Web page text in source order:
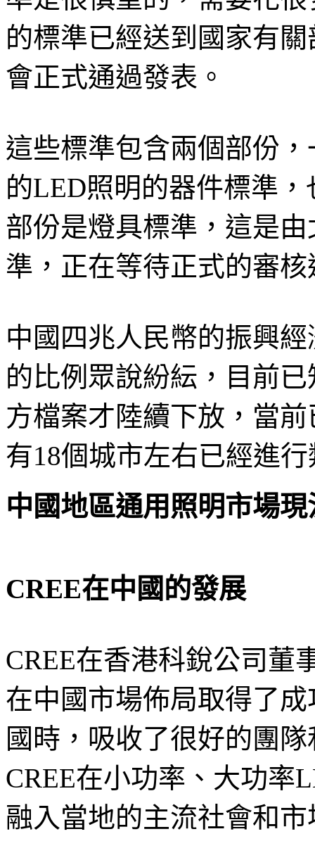
的標準已經送到國家有
會正式通過發表。
這些標準包含兩個部份
的LED照明的器件標準
部份是燈具標準，這是
準，正在等待正式的審核
中國四兆人民幣的振興
的比例眾說紛紜，目前
方檔案才陸續下放，當
有18個城市左右已經進
中國地區通用照明市場現
CREE在中國的發展
CREE在香港科銳公司董
在中國市場佈局取得了
國時，吸收了很好的團
CREE在小功率、大功率
融入當地的主流社會和